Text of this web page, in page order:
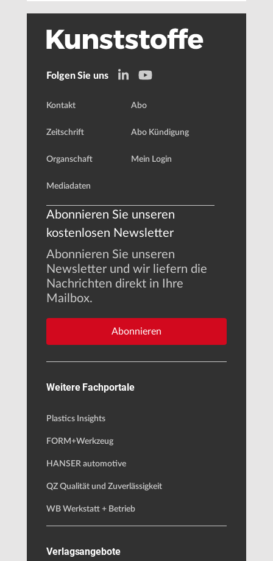
Folgen Sie uns
Kontakt
Zeitschrift
Organschaft
Mediadaten
Abo
Abo Kündigung
Mein Login
Abonnieren Sie unseren
kostenlosen Newsletter
Abonnieren Sie unseren
Newsletter und wir liefern die
Nachrichten direkt in Ihre
Mailbox.
Abonnieren
Weitere Fachportale
Plastics Insights
FORM+Werkzeug
HANSER automotive
QZ Qualität und Zuverlässigkeit
WB Werkstatt + Betrieb
Verlagsangebote